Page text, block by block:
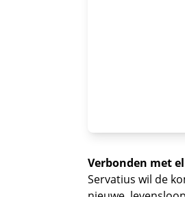
Verbonden met
Servatius wil de